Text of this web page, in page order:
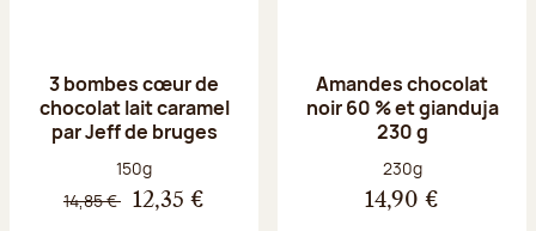
3 bombes cœur de
chocolat lait caramel
par Jeff de bruges
Poids net :
150g
14,85 € 12,35 €
Amandes chocolat
noir 60 % et gianduja
230 g
Poids net :
230g
14,90 €